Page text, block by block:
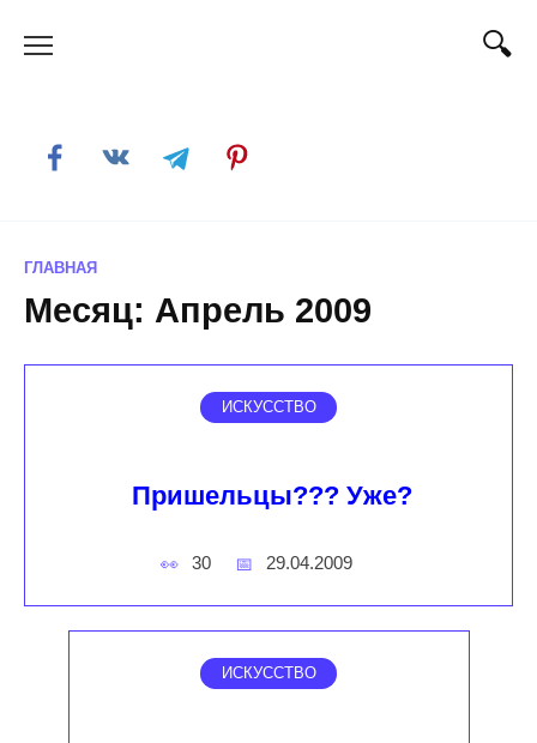
ГЛАВНАЯ
Месяц: Апрель 2009
ИСКУССТВО
Пришельцы??? Уже?
30 29.04.2009
ИСКУССТВО